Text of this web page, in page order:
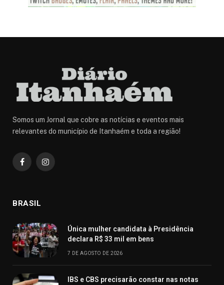
Somos um Jornal que cobre as notícias e eventos mais
relevantes do município de Itanhaém e toda a região!
FacebookInstagram
BRASIL
Única mulher candidata à Presidência
declara R$ 33 mil em bens
7 DE AGOSTO DE 2026
IBS e CBS precisarão constar nas notas